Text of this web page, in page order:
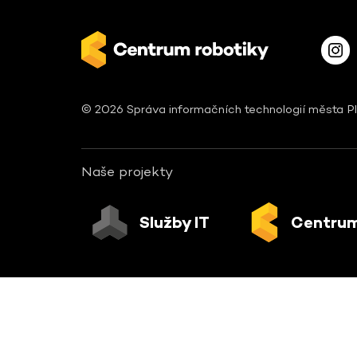
© 2026 Správa informačních technologií města
Naše projekty
Služby IT